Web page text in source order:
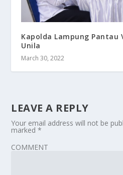
Kapolda Lampung Pantau
Unila
March 30, 2022
LEAVE A REPLY
Your email address will not be
marked*
COMMENT